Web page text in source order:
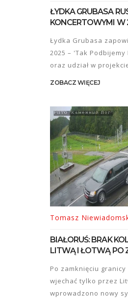
ŁYDKA GRUBASA
KONCERTOWYMI W
Łydka Grubasa
2025 – 'Tak
oraz udział w
Fani mogą liczyć na
ZOBACZ WIĘCEJ
Tomasz
BIAŁORUŚ: BRAK
LITWĄ I ŁOTWĄ PO
Po zamknięciu
wjechać tylko przez
wprowadzono nowy